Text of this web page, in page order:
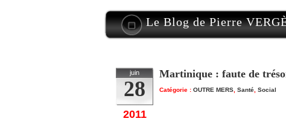
Le Blog de Pierre
juin
28
2011
Martinique : faute de
Catégorie : OUTRE MERS Santé Social